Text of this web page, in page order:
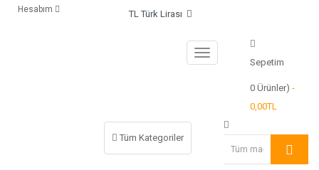
Hesabım
Sepetim
0 Ürünler) -
0,00TL
Tüm Kategoriler